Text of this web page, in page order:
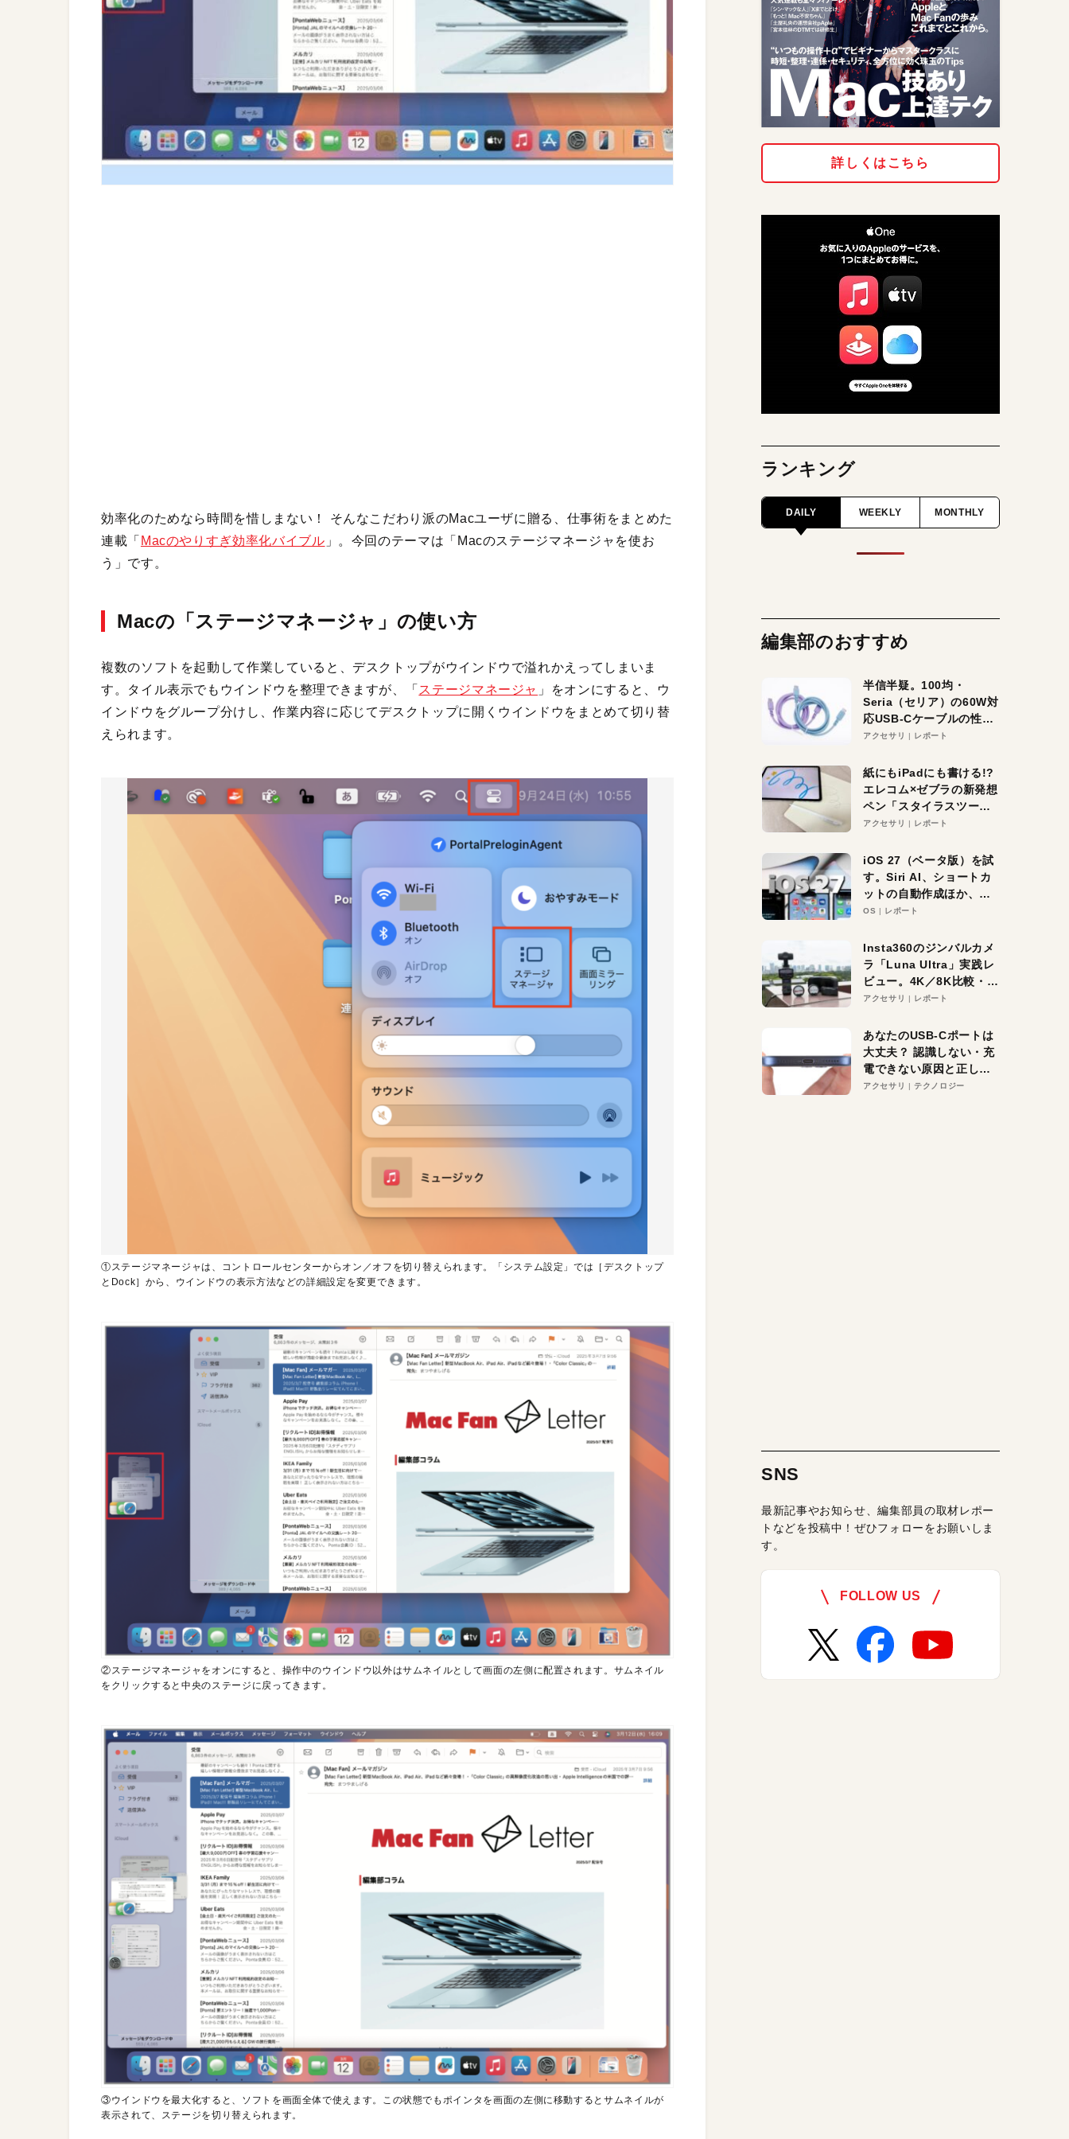
効率化のためなら時間を惜しまない！ そんなこだわり派のMacユーザに贈る、仕事術をまとめた
連載「 Macのやりすぎ効率化バイブル 」。今回のテーマは「Macのステージマネージャを使お
う」です。
Macの「ステージマネージャ」の使い方
複数のソフトを起動して作業していると、デスクトップがウインドウで溢れかえってしまいま
す。タイル表示でもウインドウを整理できますが、「 ステージマネージャ 」をオンにすると、ウ
インドウをグループ分けし、作業内容に応じてデスクトップに開くウインドウをまとめて切り替
えられます。
①ステージマネージャは、コントロールセンターからオン／オフを切り替えられます。「システム設定」では［デスクトップ
とDock］から、ウインドウの表示方法などの詳細設定を変更できます。
②ステージマネージャをオンにすると、操作中のウインドウ以外はサムネイルとして画面の左側に配置されます。サムネイル
をクリックすると中央のステージに戻ってきます。
③ウインドウを最大化すると、ソフトを画面全体で使えます。この状態でもポインタを画面の左側に移動するとサムネイルが
表示されて、ステージを切り替えられます。
詳しくはこちら
ランキング
DAILY WEEKLY MONTHLY
編集部のおすすめ
半信半疑。100均・
Seria（セリア）の60W対
応USB-Cケーブルの性能
を検証。超コスパの1本を
アクセサリ レポート
紙にもiPadにも書ける!?
エレコム×ゼブラの新発想
ペン「スタイラスツーウ
ェイ」レビュー。持ち替
アクセサリ レポート
iOS 27（ベータ版）を試
す。Siri AI、ショートカ
ットの自動作成ほか、期
待大の便利機能5選。
る未来はすぐそこ！
OS レポート
Insta360のジンバルカメ
ラ「Luna Ultra」実践レ
ビュー。4K／8K比較・ズ
ーム・夜間撮影をチェッ
アクセサリ レポート
あなたのUSB-Cポートは
大丈夫？ 認識しない・充
電できない原因と正しい
対策
アクセサリ テクノロジー
SNS
最新記事やお知らせ、編集部員の取材レポー
トなどを投稿中！ぜひフォローをお願いしま
す。
FOLLOW US